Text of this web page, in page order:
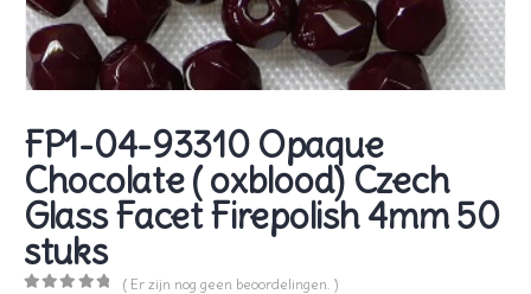
FP1-04-93310 Opaque
Chocolate ( oxblood) Czech
Glass Facet Firepolish 4mm 50
stuks
( Er zijn nog geen beoordelingen. )